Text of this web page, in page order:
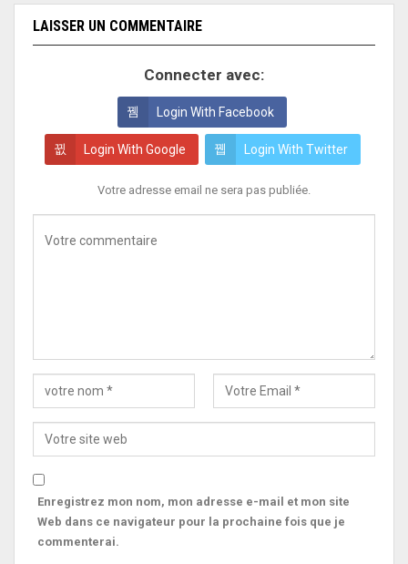
LAISSER UN COMMENTAIRE
Connecter avec:
Login With Facebook
Login With Google Login With Twitter
Votre adresse email ne sera pas publiée.
Enregistrez mon nom, mon adresse e-mail et mon site
Web dans ce navigateur pour la prochaine fois que je
commenterai.